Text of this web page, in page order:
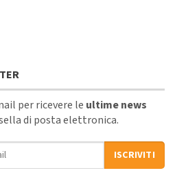
per ricevere le ultime news
di posta elettronica.
ISCRIVITI